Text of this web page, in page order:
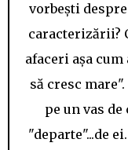
vorbești
caracterizării?
afaceri așa cum
să cresc
pe un vas
"departe"...de